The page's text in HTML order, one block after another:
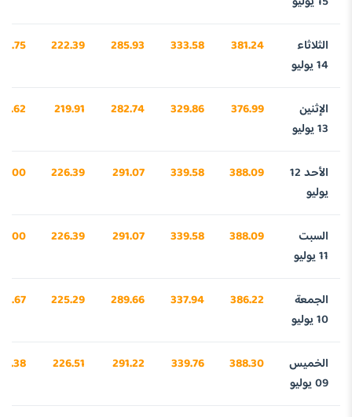
الثلاثاء
14 يوليو
381.24
333.58
285.93
222.39
الإثنين
13 يوليو
376.99
329.86
282.74
219.91
الأحد 12
يوليو
388.09
339.58
291.07
226.39
السبت
11 يوليو
388.09
339.58
291.07
226.39
الجمعة
10 يوليو
386.22
337.94
289.66
225.29
الخميس
09 يوليو
388.30
339.76
291.22
226.51